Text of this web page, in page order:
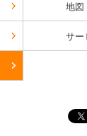
地図
サー